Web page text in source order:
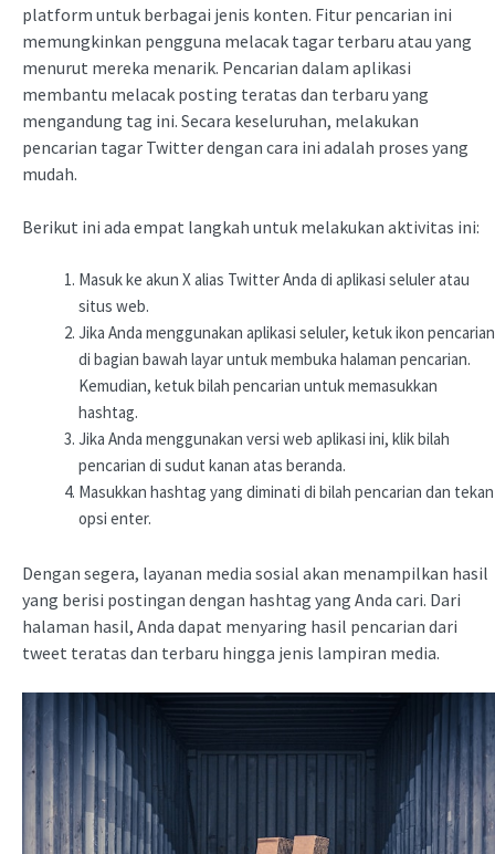
platform untuk berbagai jenis konten. Fitur pencarian ini
memungkinkan pengguna melacak tagar terbaru atau yang
menurut mereka menarik. Pencarian dalam aplikasi
membantu melacak posting teratas dan terbaru yang
mengandung tag ini. Secara keseluruhan, melakukan
pencarian tagar Twitter dengan cara ini adalah proses yang
mudah.
Berikut ini ada empat langkah untuk melakukan aktivitas ini:
Masuk ke akun X alias Twitter Anda di aplikasi seluler atau
situs web.
Jika Anda menggunakan aplikasi seluler, ketuk ikon pencarian
di bagian bawah layar untuk membuka halaman pencarian.
Kemudian, ketuk bilah pencarian untuk memasukkan
hashtag.
Jika Anda menggunakan versi web aplikasi ini, klik bilah
pencarian di sudut kanan atas beranda.
Masukkan hashtag yang diminati di bilah pencarian dan tekan
opsi enter.
Dengan segera, layanan media sosial akan menampilkan hasil
yang berisi postingan dengan hashtag yang Anda cari. Dari
halaman hasil, Anda dapat menyaring hasil pencarian dari
tweet teratas dan terbaru hingga jenis lampiran media.